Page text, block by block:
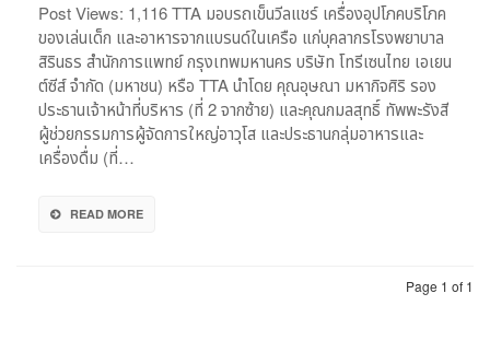
แชร์-
อุปกรณ์
การ
แก่
Post Views: 1,116 TTA มอบรถเข็นวีลแชร์ เครื่องอุปโภคบริโภค
ของเล่นเด็ก และอาหารจากแบรนด์ในเครือ แก่บุคลากรโรงพยาบาล
สิรินธร สำนักการแพทย์ กรุงเทพมหานคร บริษัท โทรีเซนไทย เอเยน
ต์ซีส์ จำกัด (มหาชน) หรือ TTA นำโดย คุณอุษณา มหากิจศิริ รอง
ประธานเจ้าหน้าที่บริหาร (ที่ 2 จากซ้าย) และคุณกมลสุทธิ์ ทัพพะรังสี
ผู้ช่วยกรรมการผู้จัดการใหญ่อาวุโส และประธานกลุ่มอาหารและ
เครื่องดื่ม (ที่…
READ MORE
Page 1 of 1